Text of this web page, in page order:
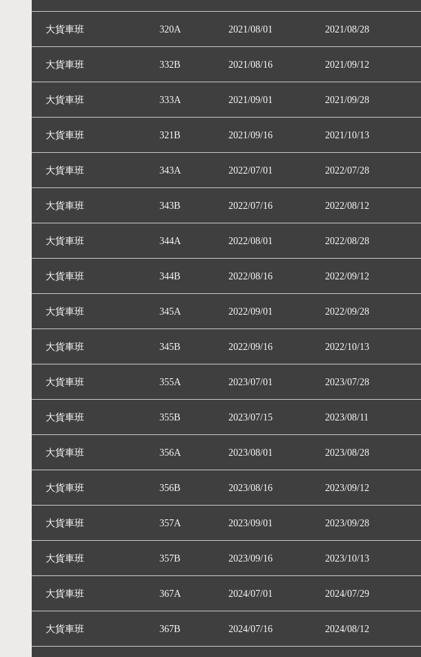
大貨車班 320A 2021/08/01 2021/08/28
大貨車班 332B 2021/08/16 2021/09/12
大貨車班 333A 2021/09/01 2021/09/28
大貨車班 321B 2021/09/16 2021/10/13
大貨車班 343A 2022/07/01 2022/07/28
大貨車班 343B 2022/07/16 2022/08/12
大貨車班 344A 2022/08/01 2022/08/28
大貨車班 344B 2022/08/16 2022/09/12
大貨車班 345A 2022/09/01 2022/09/28
大貨車班 345B 2022/09/16 2022/10/13
大貨車班 355A 2023/07/01 2023/07/28
大貨車班 355B 2023/07/15 2023/08/11
大貨車班 356A 2023/08/01 2023/08/28
大貨車班 356B 2023/08/16 2023/09/12
大貨車班 357A 2023/09/01 2023/09/28
大貨車班 357B 2023/09/16 2023/10/13
大貨車班 367A 2024/07/01 2024/07/29
大貨車班 367B 2024/07/16 2024/08/12